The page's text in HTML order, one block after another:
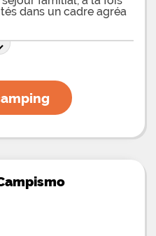
dans un cadre agréa